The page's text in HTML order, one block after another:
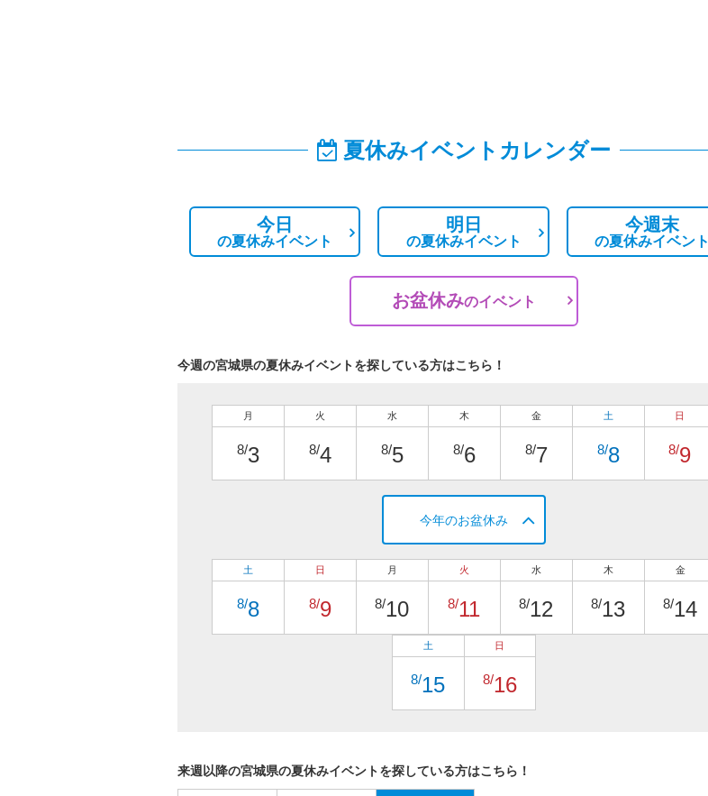
夏休みイベントカレンダー
今日
の夏休みイベント
明日
の夏休みイベント
今週末
の夏休みイベント
お盆休みのイベント
今週の宮城県の夏休みイベントを探している方はこちら！
月
8/3
火
8/4
水
8/5
木
8/6
金
8/7
土
8/8
日
8/9
今年のお盆休み
土
8/8
日
8/9
月
8/10
火
8/11
水
8/12
木
8/13
金
8/14
土
8/15
日
8/16
来週以降の宮城県の夏休みイベントを探している方はこちら！